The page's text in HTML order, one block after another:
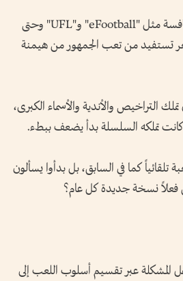
وفي الخلفية، بدأت ألعاب منافسة مثل "eFootball" و"UFL" وحتى
تستفيد من تعب الجمهور من هيمنة
26" ما تزال تملك التراخيص والأندية والأسماء الكبرى،
تملكه السلسلة بدأ يضعف ببطء.
تلقائياً كما في السابق، بل بدأوا يسألون
نسخة جديدة كل عام؟
حل المشكلة عبر تقسيم أسلوب اللعب إلى